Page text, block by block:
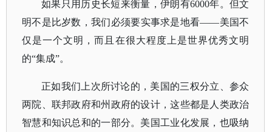
如果只用历史长短来衡量，伊朗有6000年。但文
明不是比岁数，我们必须要实事求是地看——美国不
仅是一个文明，而且在很大程度上是世界优秀文明
的“集成”。
正如我们上次所讨论的，美国的三权分立、参众
两院、联邦政府和州政府的设计，这些都是人类政治
智慧和知识总和的一部分。美国工业化发展，也吸纳